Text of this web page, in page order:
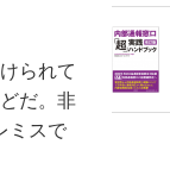
られて
だ。非
ミスで